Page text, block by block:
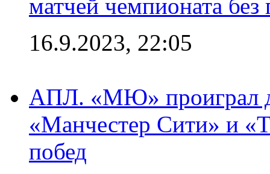
матчей чемпионата
16.9.2023, 22:05
АПЛ. «МЮ» проиграл
«Манчестер Сити» и
побед